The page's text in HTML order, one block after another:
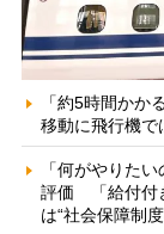
「約5時間かか
移動に飛行機で
「何がやりた
評価 「給付付
は“社会保障制